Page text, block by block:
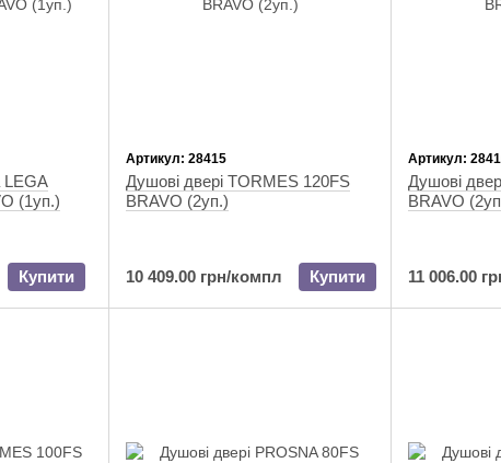
LEGA
(1уп.)
Купити
Артикул: 28415
Душові двері TORMES 120FS
BRAVO (2уп.)
10 409.00 грн/компл Купити
Артикул:
Душові
BRAVO
11 006.00